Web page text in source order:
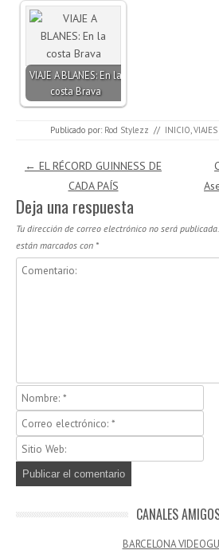
VIAJE A BLANES: En la
costa Brava
Publicado por: Rod Stylezz // INICIO VIAJES
Navegación de entradas
← EL RÉCORD GUINNESS DE
CADA PAÍS
Deja una respuesta
Tu dirección de correo electrónico no será publicada.
están marcados con *
CANALES
BARCELONA